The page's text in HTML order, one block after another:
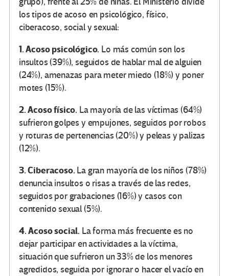
los tipos de acoso en psicológico, físico,
ciberacoso, social y sexual:
1. Acoso psicológico. Lo más común son los
insultos (39%), seguidos de hablar mal de alguien
(24%), amenazas para meter miedo (18%) y poner
motes (15%).
2. Acoso físico. La mayoría de las víctimas (64%)
sufrieron golpes y empujones, seguidos por robos
y roturas de pertenencias (20%) y peleas y palizas
(12%).
3. Ciberacoso. La gran mayoría de los niños (78%)
denuncia insultos o risas a través de las redes,
seguidos por grabaciones (16%) y casos con
contenido sexual (5%).
4. Acoso social. La forma más frecuente es no
dejar participar en actividades a la víctima,
situación que sufrieron un 33% de los menores
agredidos, seguida por ignorar o hacer el vacío en